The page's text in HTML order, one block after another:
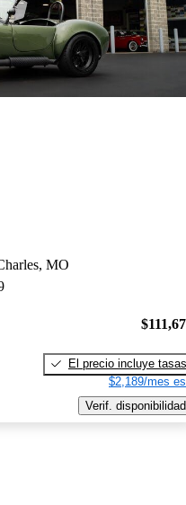
MO
El precio incluye tasas
$2,189/mes
Verif. disponibilidad